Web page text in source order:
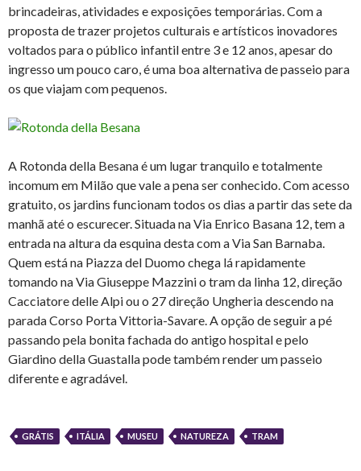
brincadeiras, atividades e exposições temporárias. Com a
proposta de trazer projetos culturais e artísticos inovadores
voltados para o público infantil entre 3 e 12 anos, apesar do
ingresso um pouco caro, é uma boa alternativa de passeio para
os que viajam com pequenos.
A Rotonda della Besana é um lugar tranquilo e totalmente
incomum em Milão que vale a pena ser conhecido. Com acesso
gratuito, os jardins funcionam todos os dias a partir das sete da
manhã até o escurecer. Situada na Via Enrico Basana 12, tem a
entrada na altura da esquina desta com a Via San Barnaba.
Quem está na Piazza del Duomo chega lá rapidamente
tomando na Via Giuseppe Mazzini o tram da linha 12, direção
Cacciatore delle Alpi ou o 27 direção Ungheria descendo na
parada Corso Porta Vittoria-Savare. A opção de seguir a pé
passando pela bonita fachada do antigo hospital e pelo
Giardino della Guastalla pode também render um passeio
diferente e agradável.
GRÁTIS ITÁLIA MUSEU NATUREZA TRAM